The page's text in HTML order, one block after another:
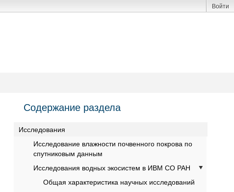
Войти
Содержание раздела
Исследования
Исследование влажности почвенного покрова по
спутниковым данным
Исследования водных экосистем в ИВМ СО РАН
Общая характеристика научных исследований